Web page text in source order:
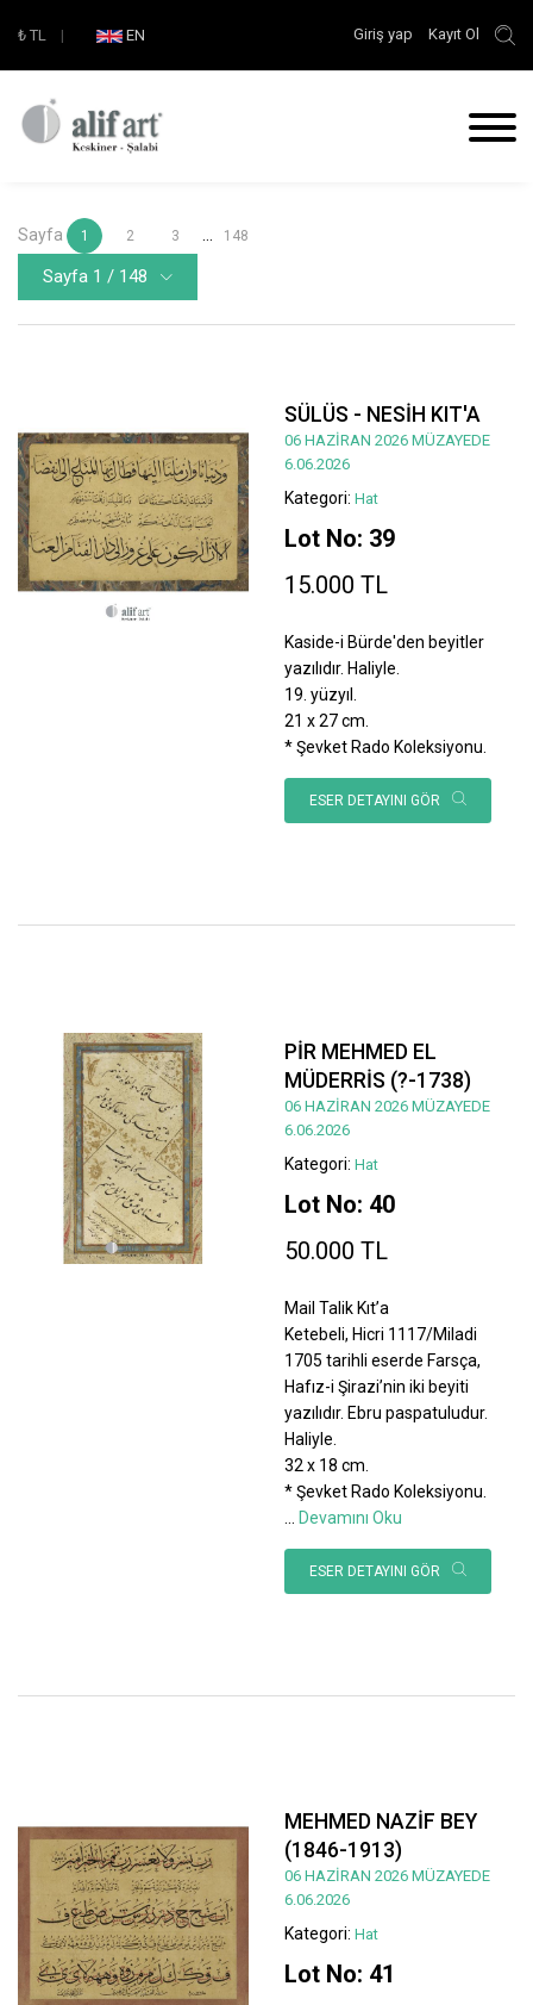
₺ TL | EN Giriş yap Kayıt Ol
Sayfa 1 2 3 148
Sayfa 1 / 148
SÜLÜS - NESİH KIT'A
06 HAZİRAN 2026 MÜZAYEDE
6.06.2026
Kategori: Hat
Lot No: 39
15.000 TL
Kaside-i Bürde'den beyitler
yazılıdır. Haliyle.
19. yüzyıl.
21 x 27 cm.
* Şevket Rado Koleksiyonu.
ESER DETAYINI GÖR
PİR MEHMED EL
MÜDERRİS (?-1738)
06 HAZİRAN 2026 MÜZAYEDE
6.06.2026
Kategori: Hat
Lot No: 40
50.000 TL
Mail Talik Kıt’a
Ketebeli, Hicri 1117/Miladi
1705 tarihli eserde Farsça,
Hafız-i Şirazi’nin iki beyiti
yazılıdır. Ebru paspatuludur.
Haliyle.
32 x 18 cm.
* Şevket Rado Koleksiyonu.
Devamını Oku
ESER DETAYINI GÖR
MEHMED NAZİF BEY
(1846-1913)
06 HAZİRAN 2026 MÜZAYEDE
6.06.2026
Kategori: Hat
Lot No: 41